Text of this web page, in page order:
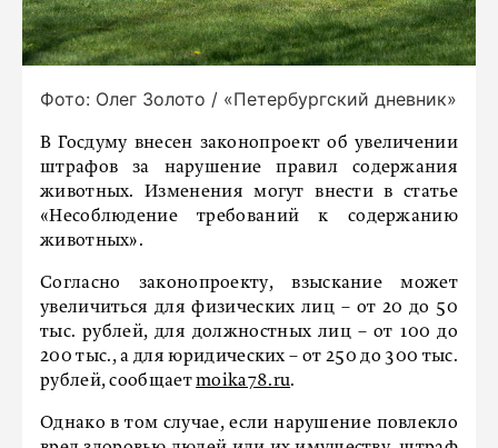
Фото: Олег Золото / «Петербургский дневник»
В Госдуму внесен законопроект об увеличении
штрафов за нарушение правил содержания
животных. Изменения могут внести в статье
«Несоблюдение требований к содержанию
животных».
Согласно законопроекту, взыскание может
увеличиться для физических лиц – от 20 до 50
тыс. рублей, для должностных лиц – от 100 до
200 тыс., а для юридических – от 250 до 300 тыс.
рублей, сообщаетmoika78.ru.
Однако в том случае, если нарушение повлекло